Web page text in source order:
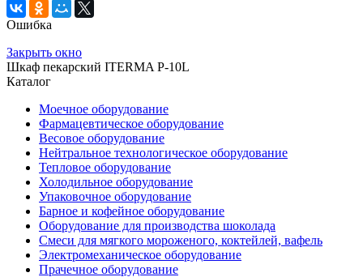
Ошибка
Закрыть окно
Шкаф пекарский ITERMA P-10L
Каталог
Моечное оборудование
Фармацевтическое оборудование
Весовое оборудование
Нейтральное технологическое оборудование
Тепловое оборудование
Холодильное оборудование
Упаковочное оборудование
Барное и кофейное оборудование
Оборудование для производства шоколада
Смеси для мягкого мороженого, коктейлей, вафель
Электромеханическое оборудование
Прачечное оборудование